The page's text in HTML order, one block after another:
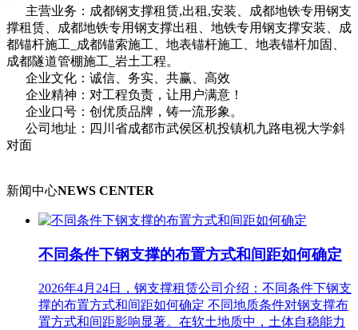
主营业务：成都钢支撑租赁,出租,安装、成都地铁专用钢支
撑租赁、成都地铁专用钢支撑出租、地铁专用钢支撑安装、成
都锚杆施工_成都锚索施工、地表锚杆施工、地表锚杆加固、
成都隧道管棚施工_岩土工程。
企业文化：诚信、务实、共赢、高效
企业精神：对工程负责，让用户满意！
企业口号：创优质品牌，铸一流形象。
公司地址：四川省成都市武侯区机投镇机九路电视大学斜
对面
新闻中心NEWS CENTER
不同条件下钢支撑的布置方式和间距如何确定
2026年4月24日，钢支撑租赁公司介绍：不同条件下钢支
撑的布置方式和间距如何确定 不同地质条件对钢支撑布
置方式和间距影响显著。在软土地质中，土体自稳能力